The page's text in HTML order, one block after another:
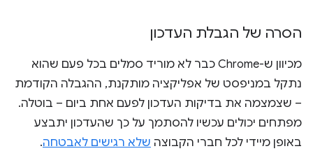
הסרה של הגבלת העדכון
מכיוון ש-Chrome כבר לא מוריד סמלים בכל פעם שהוא
נתקל במניפסט של אפליקציה מותקנת, ההגבלה הקודמת
– שצמצמה את בדיקות העדכון לפעם אחת ביום – בוטלה.
מפתחים יכולים עכשיו להסתמך על כך שהעדכון יתבצע
באופן מיידי לכל חברי הקבוצה שלא רגישים לאבטחה.